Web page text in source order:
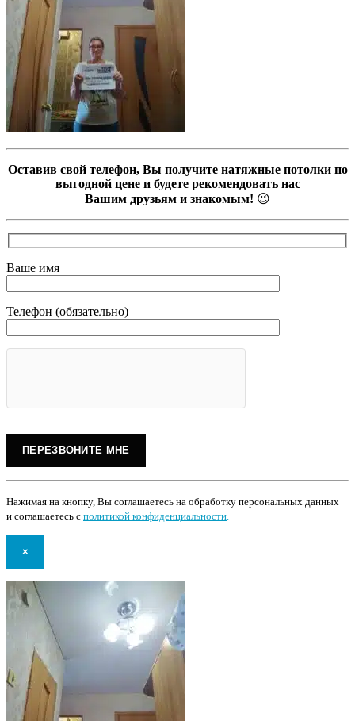
Оставив свой телефон, Вы получите натяжные потолки по
выгодной цене и будете рекомендовать нас
Вашим друзьям и знакомым! 😉
Ваше имя
Телефон (обязательно)
Нажимая на кнопку, Вы соглашаетесь на обработку персональных данных
и соглашаетесь с политикой конфиденциальности.
×